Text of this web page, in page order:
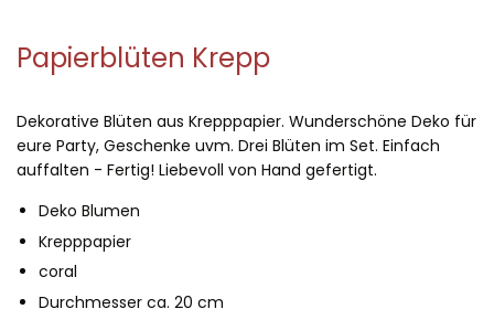
Papierblüten Krepp
Dekorative Blüten aus Krepppapier. Wunderschöne Deko für
eure Party, Geschenke uvm. Drei Blüten im Set. Einfach
auffalten - Fertig! Liebevoll von Hand gefertigt.
Deko Blumen
Krepppapier
coral
Durchmesser ca. 20 cm